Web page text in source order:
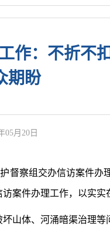
作：不折不
期盼
05月20日
察组交办信访案件办
案件办理工作，以实实
体、河涌暗渠治理等